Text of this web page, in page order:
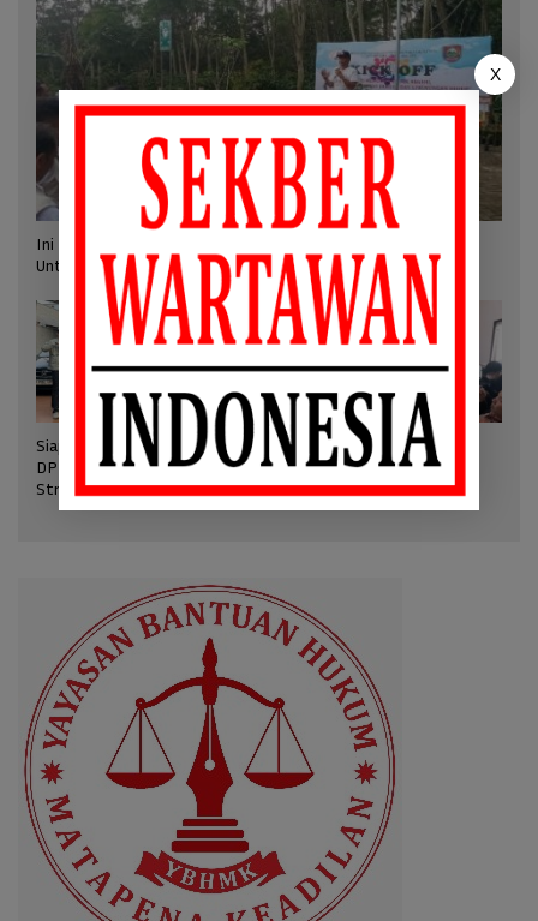
Ini Kata Sekjen/Plt. Ketum SWI pada Kick Off Pers Mengabdi
Untuk Negeri
Siapkan Munas 2026, RPP
DPP SWI Hasilkan Keputusan
Strategis
SWI Apresiasi BPMI
Kembalikan ID Card Liputan
Istana Diana
X